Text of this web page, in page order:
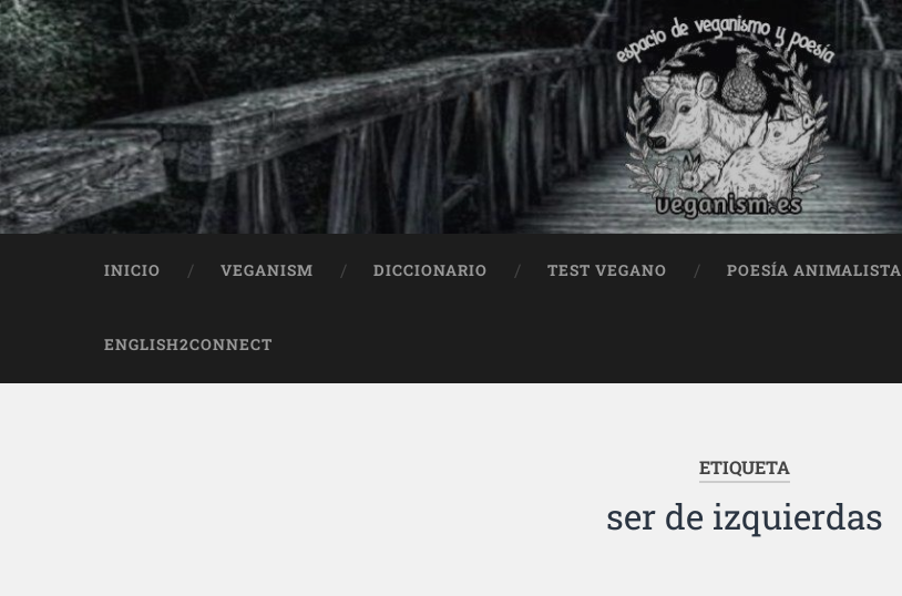
INICIO VEGANISM DICCIONARIO TEST VEGANO POESÍA ANIMALISTA
ENGLISH2CONNECT
ETIQUETA
ser de izquierdas